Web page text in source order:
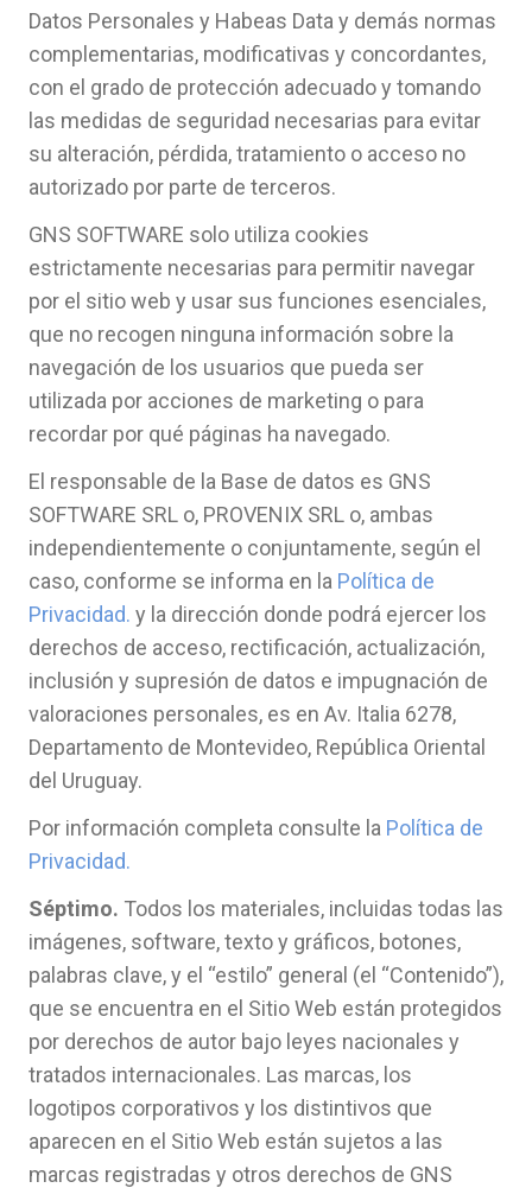
Datos Personales y Habeas Data y demás normas
complementarias, modificativas y concordantes,
con el grado de protección adecuado y tomando
las medidas de seguridad necesarias para evitar
su alteración, pérdida, tratamiento o acceso no
autorizado por parte de terceros.
GNS SOFTWARE solo utiliza cookies
estrictamente necesarias para permitir navegar
por el sitio web y usar sus funciones esenciales,
que no recogen ninguna información sobre la
navegación de los usuarios que pueda ser
utilizada por acciones de marketing o para
recordar por qué páginas ha navegado.
El responsable de la Base de datos es GNS
SOFTWARE SRL o, PROVENIX SRL o, ambas
independientemente o conjuntamente, según el
caso, conforme se informa en la Política de
Privacidad. y la dirección donde podrá ejercer los
derechos de acceso, rectificación, actualización,
inclusión y supresión de datos e impugnación de
valoraciones personales, es en Av. Italia 6278,
Departamento de Montevideo, República Oriental
del Uruguay.
Por información completa consulte la Política de
Privacidad.
Séptimo. Todos los materiales, incluidas todas las
imágenes, software, texto y gráficos, botones,
palabras clave, y el “estilo” general (el “Contenido”),
que se encuentra en el Sitio Web están protegidos
por derechos de autor bajo leyes nacionales y
tratados internacionales. Las marcas, los
logotipos corporativos y los distintivos que
aparecen en el Sitio Web están sujetos a las
marcas registradas y otros derechos de GNS